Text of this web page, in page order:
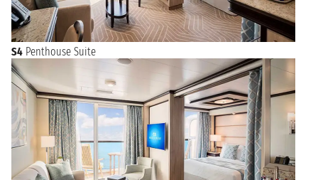
S4 Penthouse Suite